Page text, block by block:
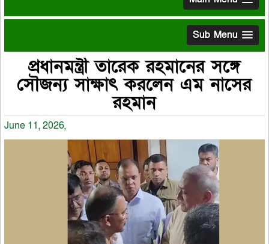
Sub Menu
প্রধানমন্ত্রী তারেক রহমানের সঙ্গে
সৌজন্য সাক্ষাৎ করলেন এম নাসের
রহমান
June 11, 2026,